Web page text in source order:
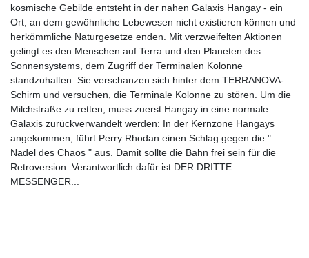
kosmische Gebilde entsteht in der nahen Galaxis Hangay - ein
Ort, an dem gewöhnliche Lebewesen nicht existieren können und
herkömmliche Naturgesetze enden. Mit verzweifelten Aktionen
gelingt es den Menschen auf Terra und den Planeten des
Sonnensystems, dem Zugriff der Terminalen Kolonne
standzuhalten. Sie verschanzen sich hinter dem TERRANOVA-
Schirm und versuchen, die Terminale Kolonne zu stören. Um die
Milchstraße zu retten, muss zuerst Hangay in eine normale
Galaxis zurückverwandelt werden: In der Kernzone Hangays
angekommen, führt Perry Rhodan einen Schlag gegen die "
Nadel des Chaos " aus. Damit sollte die Bahn frei sein für die
Retroversion. Verantwortlich dafür ist DER DRITTE
MESSENGER...